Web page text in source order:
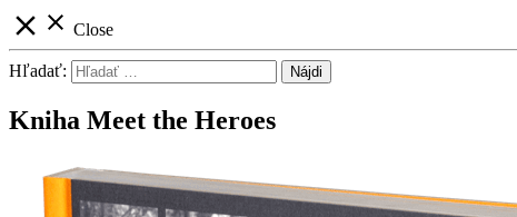
close close Close
Hľadať:
Kniha Meet the Heroes